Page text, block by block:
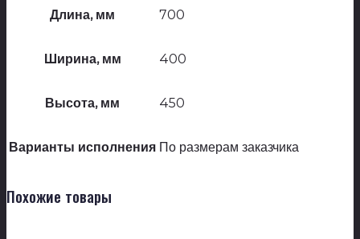
Длина, мм 700
Ширина, мм 400
Высота, мм 450
Варианты исполнения По размерам заказчика
Похожие товары